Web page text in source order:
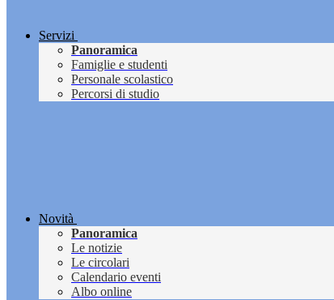
Servizi
Panoramica
Famiglie e studenti
Personale scolastico
Percorsi di studio
Novità
Panoramica
Le notizie
Le circolari
Calendario eventi
Albo online